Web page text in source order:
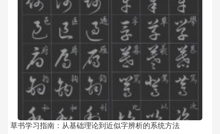
草书学习指南：从基础理论到近似字辨析的系统方法